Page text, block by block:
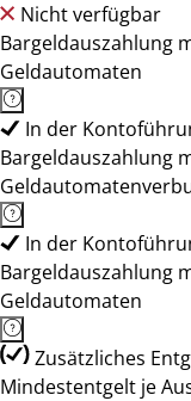
Nicht verfügbar
Bargeldauszahlung
Geldautomaten
In der
Bargeldauszahlung
In der
Bargeldauszahlung
Geldautomaten
Zusätzliches
Mindestentgelt je